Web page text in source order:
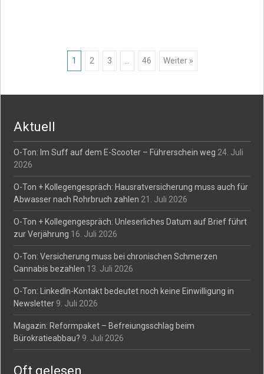
Posts
navigation
1 2 3 46 Weiter »
Aktuell
O-Ton: Im Suff auf dem E-Scooter – Führerschein weg 24. Juli
2026
O-Ton + Kollegengespräch: Hausratversicherung muss auch für
Abwasser nach Rohrbruch zahlen 21. Juli 2026
O-Ton + Kollegengespräch: Unleserliches Datum auf Brief führt
zur Verjährung 16. Juli 2026
O-Ton: Versicherung muss bei chronischen Schmerzen
Cannabis bezahlen 13. Juli 2026
O-Ton: LinkedIn-Kontakt bedeutet noch keine Einwilligung in
Newsletter 9. Juli 2026
Magazin: Reformpaket – Befreiungsschlag beim
Bürokratieabbau? 9. Juli 2026
Oft gelesen